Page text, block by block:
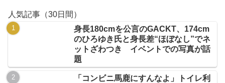
人気記事（30日間）
身長180cmを公言のGACKT、174cm
のひろゆき氏と身長差“ほぼなし”でネ
ットざわつき イベントでの写真が話
題
「コンビニ馬鹿にすんなよ」トイレ利